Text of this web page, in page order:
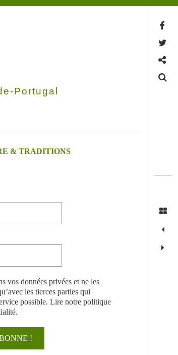
Portugal
& TRADITIONS
vos données privées et ne les
les tierces parties qui
possible.Lire notre politique